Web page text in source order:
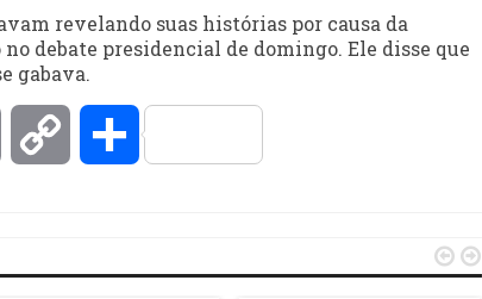
revelando suas histórias por causa da
debate presidencial de domingo. Ele disse que
gabava.
Email Copy Compartilhar
 